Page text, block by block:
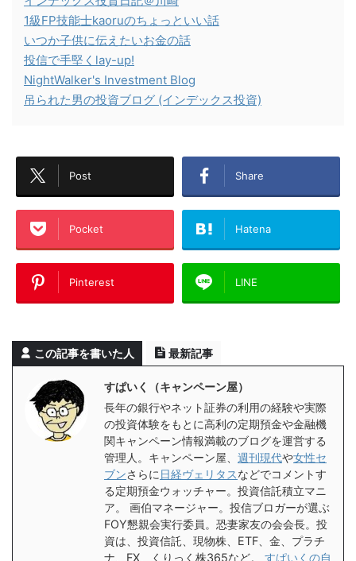
1級FP技能士kaoruのちょっといい話
いつか子供に伝えたいお金の話
投信で手堅くlay-up!
NightWalker's Investment Blog
吊られた男の投資ブログ (インデックス投資)
Post Share
Pocket Hatena
Pinterest LINE
この記事を書いた人 最新記事
すぱいく（キャンペーン屋）
長年の銀行やネット証券の利用の経験や実際
の投資体験をもとに高利の定期預金や金融機
関キャンペーン情報満載のブログを運営する
管理人。キャンペーン屋、 週刊現代や女性セ
ブンさらに 日経ヴェリタスなどでコメントす
る定期預金ウォッチャー。投資信託積立マニ
ア。 画伯マネージャー。投信ブロガーが選ぶ
FOY懇親会実行委員。恐妻家友の会会長。投
資は、投資信託、現物株、ETF、金、プラチ
ナ、FX、くりっく株365など。 すぱいくの自